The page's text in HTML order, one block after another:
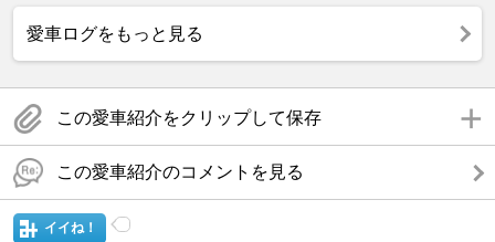
愛車ログをもっと見る
この愛車紹介をクリップして保存
この愛車紹介のコメントを見る
イイね！